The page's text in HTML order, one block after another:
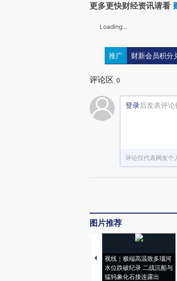
更多更快财经资讯请看
Loading...
推广 财新会员积分
评论区 0
登录后发表评论
评论仅代表网友个
图片推荐
视线｜极端高温致多瑙河
水位跌破纪录 二战沉船与
猛犸象化石接连露出